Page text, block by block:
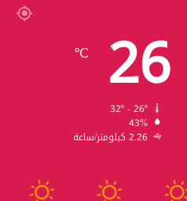
26
℃
43%
2.26 كيلومتر/ساعة